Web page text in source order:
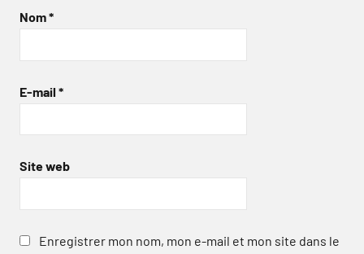
Nom*
E-mail *
Site web
Enregistrer mon nom, mon e-mail et mon site dans le